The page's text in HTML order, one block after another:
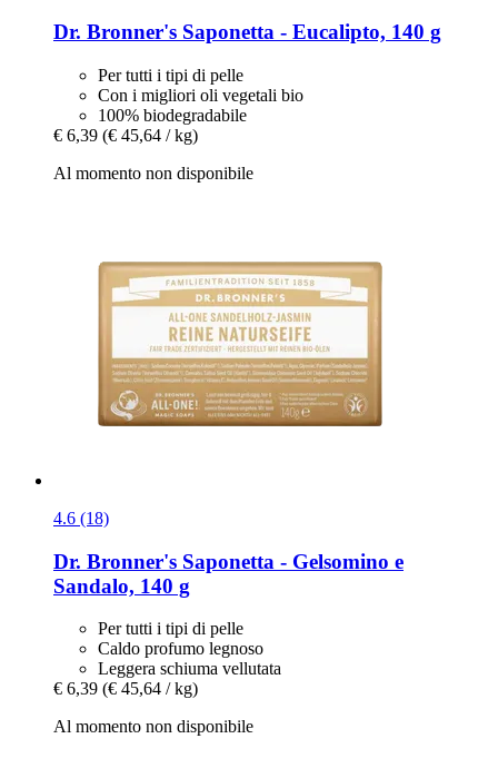
Dr. Bronner's Saponetta -​ Eucalipto, 140 g
Per tutti i tipi di pelle
Con i migliori oli vegetali bio
100% biodegradabile
€ 6,39 (€ 45,64 / kg)
Al momento non disponibile
4.6 (18)
Dr. Bronner's Saponetta -​ Gelsomino e
Sandalo, 140 g
Per tutti i tipi di pelle
Caldo profumo legnoso
Leggera schiuma vellutata
€ 6,39 (€ 45,64 / kg)
Al momento non disponibile